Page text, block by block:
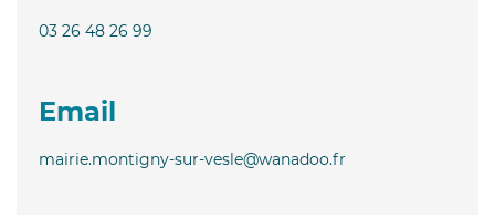
03 26 48 26 99
Email
mairie.montigny-sur-vesle@wanadoo.fr